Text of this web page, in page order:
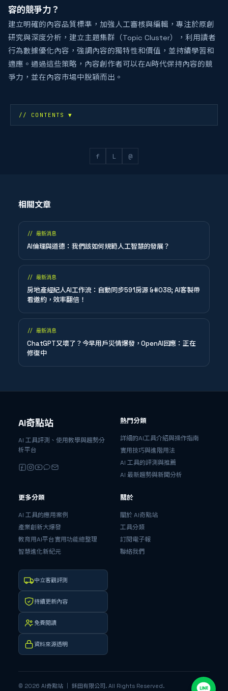
容的競爭力？
建立明確的內容品質標準，加強人工審核與編輯，專注於原創
研究與深度分析，建立主題集群（Topic Cluster），利用讀者
行為數據優化內容，強調內容的獨特性和價值，並持續學習和
適應。通過這些策略，內容創作者可以在AI時代保持內容的競
爭力，並在內容市場中脫穎而出。
// CONTENTS▼
f L @
相關文章
// 最新消息
AI倫理與道德：我們該如何規範人工智慧的發展？
// 最新消息
房地產經紀人AI工作流：自動同步591房源 &#038; AI客製帶
看邀約，效率翻倍！
// 最新消息
ChatGPT又壞了？今早用戶災情爆發，OpenAI回應：正在
修復中
AI奇點站
AI 工具評測、使用教學與趨勢分
析平台
熱門分類
詳細的AI工具介紹與操作指南
實用技巧與進階用法
AI 工具的評測與推薦
AI 最新趨勢與新聞分析
更多分類
AI 工具的應用案例
產業創新大爆發
教育用AI平台實用功能總整理
智慧進化新紀元
關於
關於 AI奇點站
工具分類
訂閱電子報
聯絡我們
中立客觀評測
持續更新內容
免費閱讀
資料來源透明
© 2026 AI奇點站 ｜ 鉌田有限公司 . All Rights Reserved.